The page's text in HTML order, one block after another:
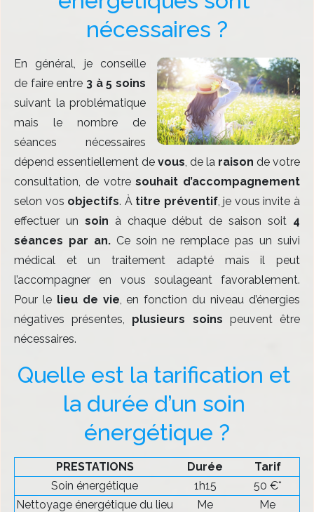
nécessaires ?
En général, je conseille
de faire entre 3 à 5 soins
suivant la problématique
mais le nombre de
séances nécessaires
dépend essentiellement de vous, de la raison de votre
consultation, de votresouhait d’accompagnement
selon vos objectifs. À titre préventif, je vous invite à
effectuer un soin à chaque début de saison soit 4
séances par an.Ce soin ne remplace pas un suivi
médical et un traitement adapté mais il peut
l’accompagner en vous soulageant favorablement.
Pour le lieu de vie, en fonction du niveau d’énergies
négatives présentes, plusieurs soins peuvent être
nécessaires.
Quelle est la tarification et
la durée d’un soin
énergétique ?
PRESTATIONS Durée
Tarif
Soin énergétique
1h15
50 €*
Nettoyage énergétique du lieu
Me
Me